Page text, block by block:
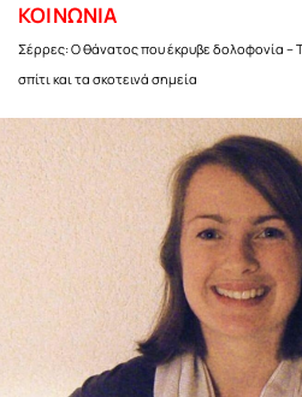
ΚΟΙΝΩΝΙΑ
Σέρρες: Ο θάνατος που έκρυβε δολοφονία
σπίτι και τα σκοτεινά σημεία